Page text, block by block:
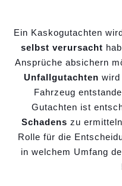
Ein Kaskogutachten
selbst verursacht
Ansprüche absichern
Unfallgutachten wird
Fahrzeug
Gutachten ist
Schadens zu
Rolle für die
in welchem Umfang